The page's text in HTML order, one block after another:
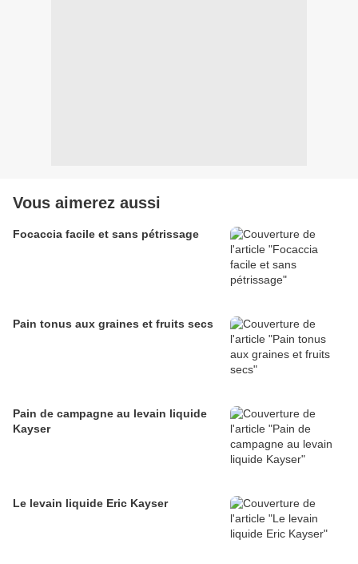
Vous aimerez aussi
Focaccia facile et sans pétrissage
Pain tonus aux graines et fruits secs
Pain de campagne au levain liquide
Kayser
Le levain liquide Eric Kayser